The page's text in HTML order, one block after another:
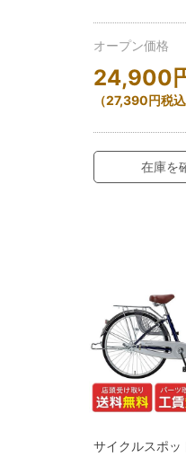
オープン価格
24,900
（27,390円税込
在庫を
サイクルスポッ